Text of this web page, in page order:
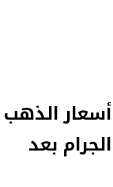
أسعار الذهب
الجرام بعد